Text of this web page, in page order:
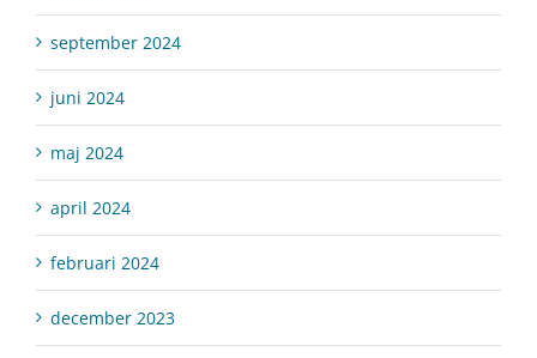
september 2024
juni 2024
maj 2024
april 2024
februari 2024
december 2023